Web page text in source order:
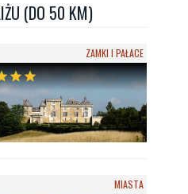
(DO 50 KM)
ZAMKI I PAŁACE
starstar
MIASTA